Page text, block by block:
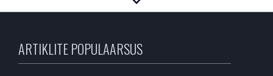
ARTIKLITE POPULAARSUS